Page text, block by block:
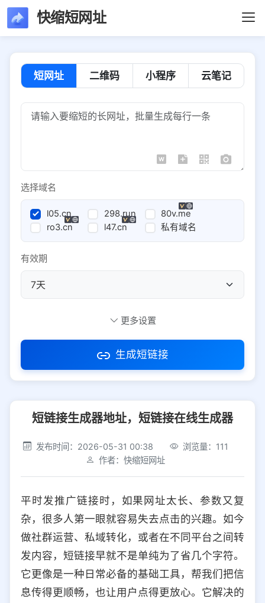
快缩短网址
短网址 二维码 小程序 云笔记
选择域名
l05.cn 298.run
80v.me
ro3.cn
l47.cn 私有域名
有效期
访问密码
社交平台 电商平台
选择防红平台类型，避免链接被拦截
iOS Android PC 其他
选择允许访问的平台类型
更多设置
生成短链接
短链接生成器地址，短链接在线生成器
发布时间：2026-05-31 00:38
浏览量：111
作者：快缩短网址
平时发推广链接时，如果网址太长、参数又复
杂，很多人第一眼就容易失去点击的兴趣。如今
做社群运营、私域转化，或者在不同平台之间转
发内容，短链接早就不是单纯为了省几个字符。
它更像是一种日常必备的基础工具，帮我们把信
息传得更顺畅，也让用户点得更放心。它解决的